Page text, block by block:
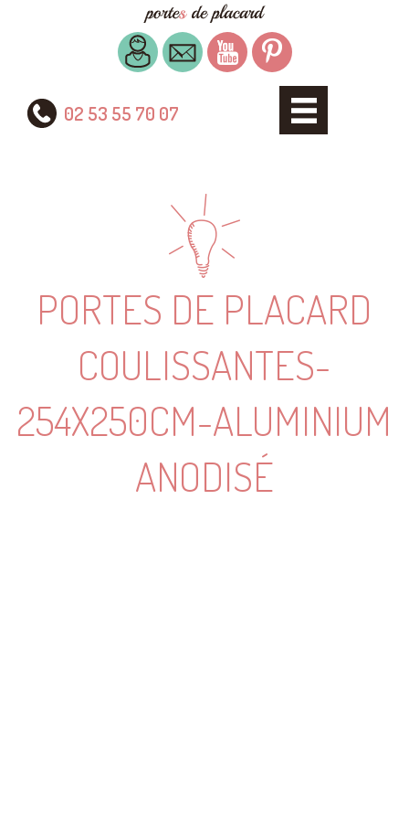
02 53 55 70 07
PORTES DE PLACARD
COULISSANTES-
254X250CM-ALUMINIUM
ANODISÉ